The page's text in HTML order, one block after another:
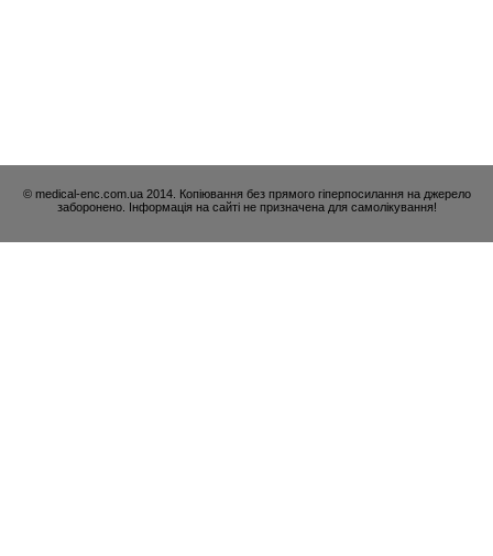
© medical-enc.com.ua 2014. Копіювання без прямого гіперпосилання на джерело
заборонено. Інформація на сайті не призначена для самолікування!